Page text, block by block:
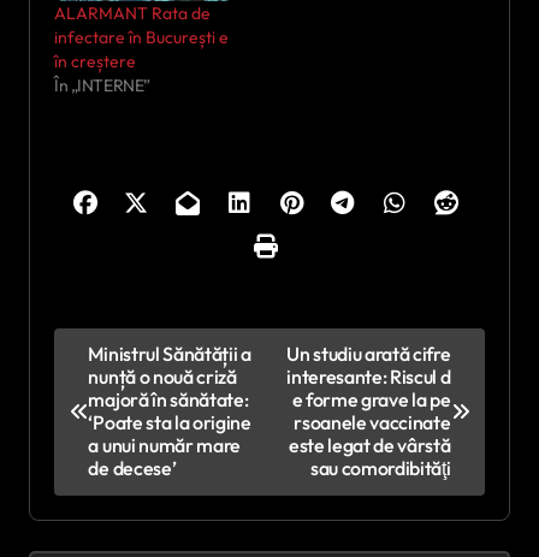
ALARMANT Rata de
infectare în București e
în creștere
În „INTERNE”
g
a
Ministrul Sănătății a
nunță o nouă criză
majoră în sănătate:
‘Poate sta la origine
a unui număr mare
de decese’
Un studiu arată cifre
interesante: Riscul d
e forme grave la pe
rsoanele vaccinate
este legat de vârstă
sau comordibităţi